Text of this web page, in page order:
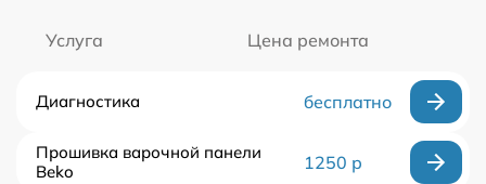
Услуга Цена ремонта
Диагностика бесплатно
Прошивка варочной панели
Beko
1250 р